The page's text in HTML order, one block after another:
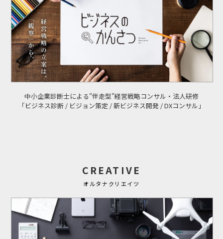
中小企業診断士による"伴走型"経営戦略コンサル・法人研修
「ビジネス診断 / ビジョン策定 / 新ビジネス開発 / DXコンサル」
CREATIVE
オルタナクリエイツ